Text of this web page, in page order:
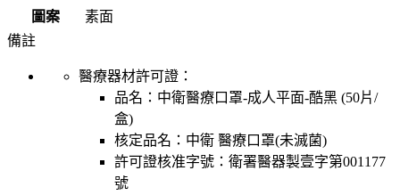
圖案
素面
備註
醫療器材許可證：
品名： 中衛醫療口罩-成人平面-酷黑 (50片/
盒)
核定品名： 中衛 醫療口罩(未滅菌)
許可證核准字號： 衛署醫器製壹字第001177
號